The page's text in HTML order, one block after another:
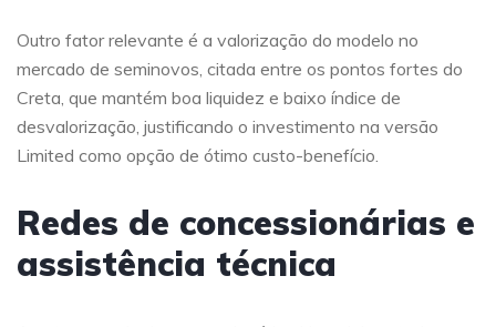
Outro fator relevante é a valorização do modelo no
mercado de seminovos, citada entre os pontos fortes do
Creta, que mantém boa liquidez e baixo índice de
desvalorização, justificando o investimento na versão
Limited como opção de ótimo custo-benefício.
Redes de concessionárias e
assistência técnica